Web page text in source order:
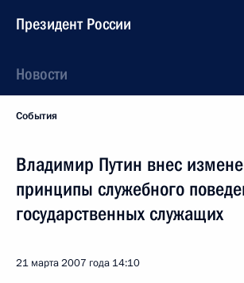
Президент России
Новости
События
Владимир Путин внес
принципы служебного
государственных служащих
21 марта 2007 года 14:10